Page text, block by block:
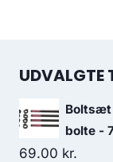
UDVALGTE
Boltsæt
bolte -
69.00 kr.